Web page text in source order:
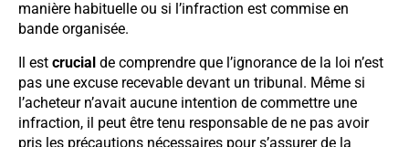
manière habituelle ou si l’infraction est commise en
bande organisée.
Il est crucial de comprendre que l’ignorance de la loi n’est
pas une excuse recevable devant un tribunal. Même si
l’acheteur n’avait aucune intention de commettre une
infraction, il peut être tenu responsable de ne pas avoir
pris les précautions nécessaires pour s’assurer de la